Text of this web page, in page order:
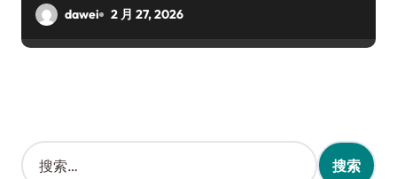
dawei 2 月 27, 2026
搜
索